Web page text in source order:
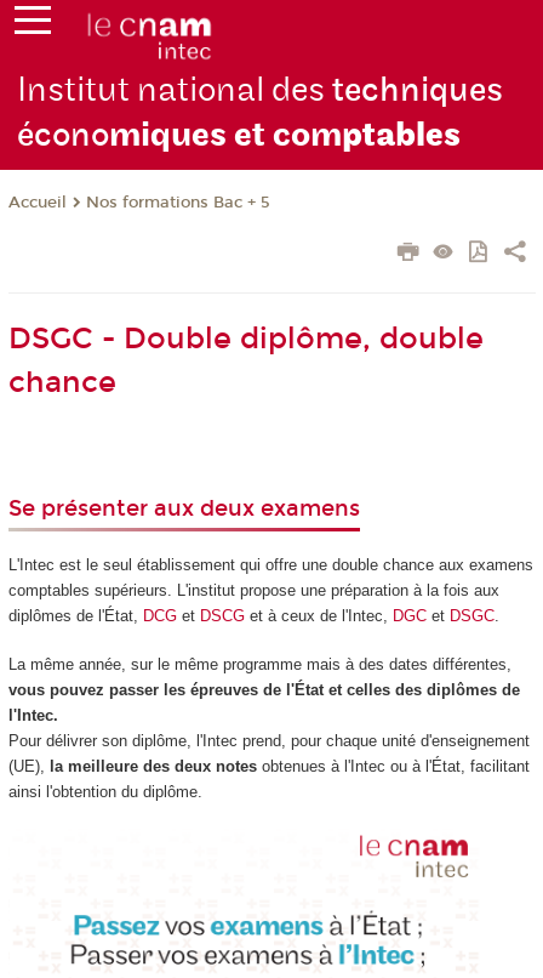
Institut national destechniques
économiques et comptables
Accueil Nos formations Bac + 5
DSGC - Double diplôme, double
chance
Se présenter aux deux examens
L'Intec est le seul établissement qui offre une double chance aux examens
comptables supérieurs. L'institut propose une préparation à la fois aux
diplômes de l'État,
DCGet DSCGet à ceux de l'Intec, DGCet DSGC.
La même année, sur le même programme mais à des dates différentes,
vous pouvez passer les épreuves de l'État et celles des diplômes de
l'Intec.
Pour délivrer son diplôme, l'Intec prend, pour chaque unité d'enseignement
(UE), la meilleure des deux notes obtenues à l'Intec ou à l'État, facilitant
ainsi l'obtention du diplôme.